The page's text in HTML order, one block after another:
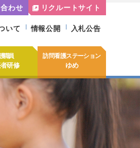
わせ リクルートサイト
いて 情報公開 入札公告
職員
研修
訪問看護ステーション
ゆめ